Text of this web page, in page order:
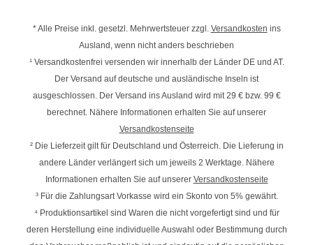
* Alle Preise inkl. gesetzl. Mehrwertsteuer zzgl. Versandkosten ins
Ausland, wenn nicht anders beschrieben
¹ Versandkostenfrei versenden wir innerhalb der Länder DE und AT.
Der Versand auf deutsche und ausländische Inseln ist
ausgeschlossen. Der Versand ins Ausland wird mit29 € bzw. 99 €
berechnet. Nähere Informationen erhalten Sie auf unserer
Versandkostenseite
² Die Lieferzeit gilt für Deutschland und Österreich. Die Lieferung in
andere Länder verlängert sich um jeweils 2 Werktage. Nähere
Informationen erhalten Sie auf unserer Versandkostenseite
³ Für die Zahlungsart Vorkasse wird ein Skonto von 5% gewährt.
⁴ Produktionsartikel sind Waren die nicht vorgefertigt sind und für
deren Herstellung eine individuelle Auswahl oder Bestimmung durch